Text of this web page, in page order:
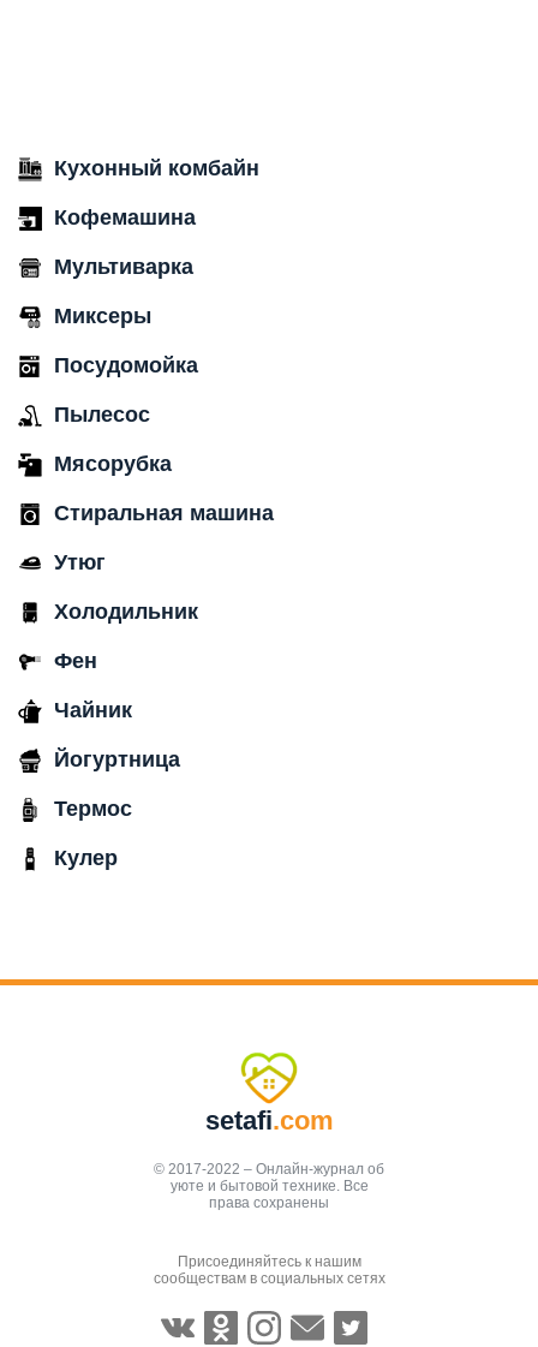
Кухонный комбайн
Кофемашина
Мультиварка
Миксеры
Посудомойка
Пылесос
Мясорубка
Стиральная машина
Утюг
Холодильник
Фен
Чайник
Йогуртница
Термос
Кулер
setafi.com
© 2017-2022 – Онлайн-журнал об
уюте и бытовой технике. Все
права сохранены
Присоединяйтесь к нашим
сообществам в социальных сетях